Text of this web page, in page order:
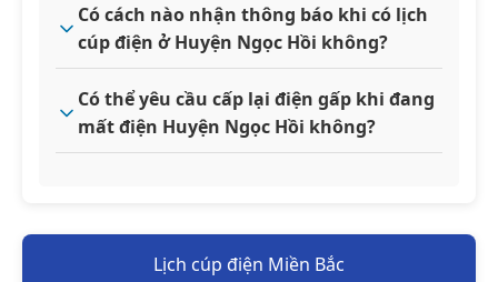
Có cách nào nhận thông báo khi có lịch
cúp điện ở Huyện Ngọc Hồi không?
Có thể yêu cầu cấp lại điện gấp khi đang
mất điện Huyện Ngọc Hồi không?
Lịch cúp điện Miền Bắc